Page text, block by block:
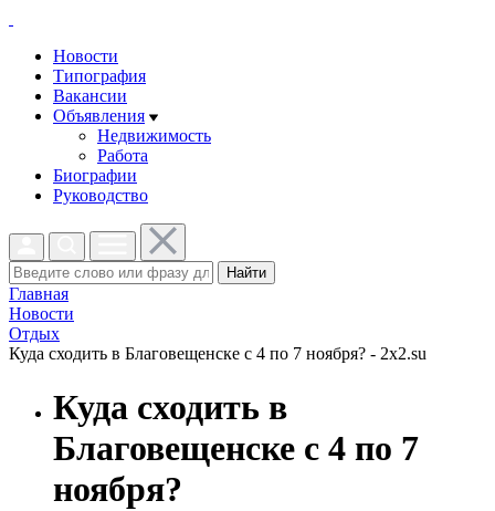
Новости
Типография
Вакансии
Объявления
Недвижимость
Работа
Биографии
Руководство
Найти
Главная
Новости
Отдых
Куда сходить в Благовещенске с 4 по 7 ноября? - 2x2.su
Куда сходить в
Благовещенске с 4 по 7
ноября?